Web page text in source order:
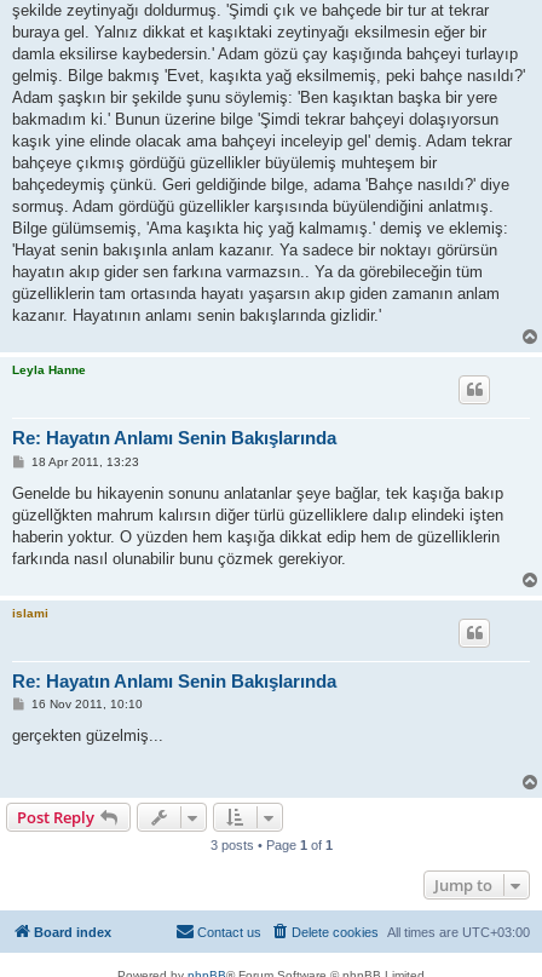
şekilde zeytinyağı doldurmuş. 'Şimdi çık ve bahçede bir tur at tekrar
buraya gel. Yalnız dikkat et kaşıktaki zeytinyağı eksilmesin eğer bir
damla eksilirse kaybedersin.' Adam gözü çay kaşığında bahçeyi turlayıp
gelmiş. Bilge bakmış 'Evet, kaşıkta yağ eksilmemiş, peki bahçe nasıldı?'
Adam şaşkın bir şekilde şunu söylemiş: 'Ben kaşıktan başka bir yere
bakmadım ki.' Bunun üzerine bilge 'Şimdi tekrar bahçeyi dolaşıyorsun
kaşık yine elinde olacak ama bahçeyi inceleyip gel' demiş. Adam tekrar
bahçeye çıkmış gördüğü güzellikler büyülemiş muhteşem bir
bahçedeymiş çünkü. Geri geldiğinde bilge, adama 'Bahçe nasıldı?' diye
sormuş. Adam gördüğü güzellikler karşısında büyülendiğini anlatmış.
Bilge gülümsemiş, 'Ama kaşıkta hiç yağ kalmamış.' demiş ve eklemiş:
'Hayat senin bakışınla anlam kazanır. Ya sadece bir noktayı görürsün
hayatın akıp gider sen farkına varmazsın.. Ya da görebileceğin tüm
güzelliklerin tam ortasında hayatı yaşarsın akıp giden zamanın anlam
kazanır. Hayatının anlamı senin bakışlarında gizlidir.'
Leyla Hanne
Re: Hayatın Anlamı Senin Bakışlarında
P
s
18 Apr 2011, 13:23
Genelde bu hikayenin sonunu anlatanlar şeye bağlar, tek kaşığa bakıp
güzellğkten mahrum kalırsın diğer türlü güzelliklere dalıp elindeki işten
haberin yoktur. O yüzden hem kaşığa dikkat edip hem de güzelliklerin
farkında nasıl olunabilir bunu çözmek gerekiyor.
islami
Re: Hayatın Anlamı Senin Bakışlarında
P
s
16 Nov 2011, 10:10
gerçekten güzelmiş...
Post Reply
3 posts • Page 1 of 1
Jump to
Board index All times are UTC+03:00
Delete cookies
Contact us